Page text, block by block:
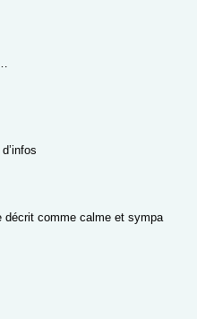
décrit comme calme et sympa